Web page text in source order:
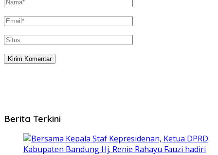
Berita Terkini